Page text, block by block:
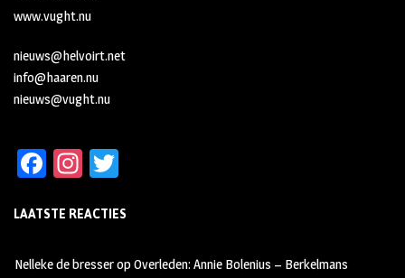
www.vught.nu
nieuws@helvoirt.net
info@haaren.nu
nieuws@vught.nu
Fa
b
oo
In
ag tt
LAATSTE REACTIES
Nelleke de bresseropOverleden: Annie Bolenius – Berkelmans